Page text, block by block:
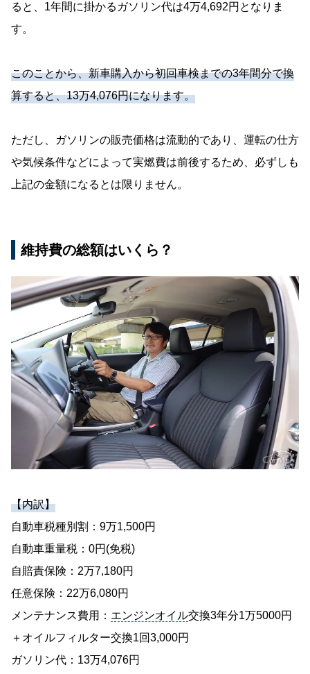
ると、1年間に掛かるガソリン代は4万4,692円となりま
す。
このことから、新車購入から初回車検までの3年間分で換
算すると、13万4,076円になります。
ただし、ガソリンの販売価格は流動的であり、運転の仕方
や気候条件などによって実燃費は前後するため、必ずしも
上記の金額になるとは限りません。
維持費の総額はいくら？
【内訳】
自動車税種別割：9万1,500円
自動車重量税：0円(免税)
自賠責保険：2万7,180円
任意保険：22万6,080円
メンテナンス費用： エンジンオイル交換3年分1万5000円
＋オイルフィルター交換1回3,000円
ガソリン代：13万4,076円